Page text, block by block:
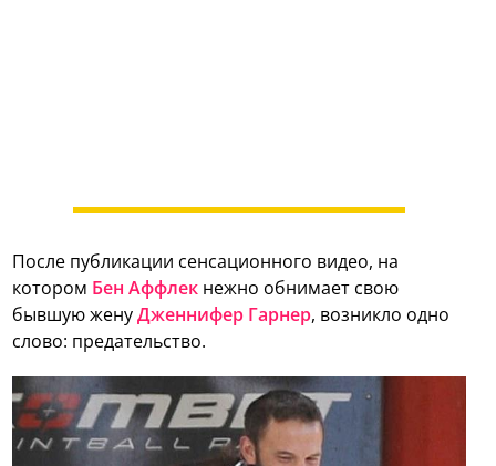
После публикации сенсационного видео, на
котором Бен Аффлек нежно обнимает свою
бывшую женуДженнифер Гарнер, возникло одно
слово: предательство.